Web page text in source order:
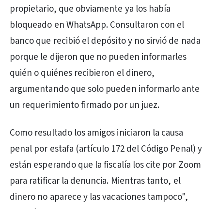
propietario, que obviamente ya los había
bloqueado en WhatsApp. Consultaron con el
banco que recibió el depósito y no sirvió de nada
porque le dijeron que no pueden informarles
quién o quiénes recibieron el dinero,
argumentando que solo pueden informarlo ante
un requerimiento firmado por un juez.
Como resultado los amigos iniciaron la causa
penal por estafa (artículo 172 del Código Penal) y
están esperando que la fiscalía los cite por Zoom
para ratificar la denuncia. Mientras tanto, el
dinero no aparece y las vacaciones tampoco",